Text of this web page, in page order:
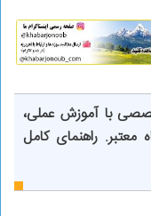
با آموزش عملی،
راهنمای کامل